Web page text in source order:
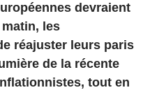
devraient
les
réajuster leurs paris
de la récente
tout en